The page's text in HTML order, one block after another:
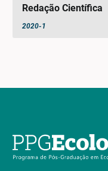
Redação Científica
2020-1